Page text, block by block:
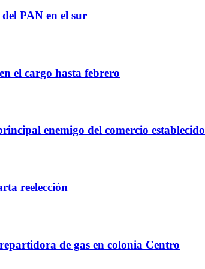
PAN en el sur
el cargo hasta febrero
enemigo del comercio establecido
reelección
de gas en colonia Centro